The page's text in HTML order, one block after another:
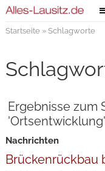
Verlag
Kontakt
Startseite» Schlagworte
Ergebnisse zum
'Ortsentwicklung'
Nachrichten
Brückenrückbau